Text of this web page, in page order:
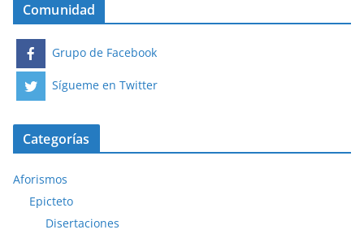
Comunidad
Grupo de Facebook
Sígueme en Twitter
Categorías
Aforismos
Epicteto
Disertaciones